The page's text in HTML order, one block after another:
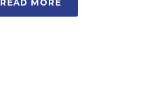
READ MORE